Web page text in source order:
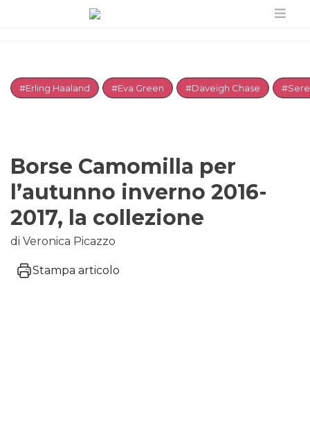
#Erling Haaland #Eva Green #Daveigh Chase
Borse Camomilla per
l’autunno inverno 2016-
2017, la collezione
di Veronica Picazzo
Stampa articolo